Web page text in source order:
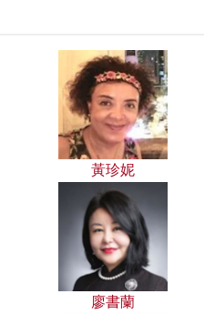
黃珍妮
廖書蘭